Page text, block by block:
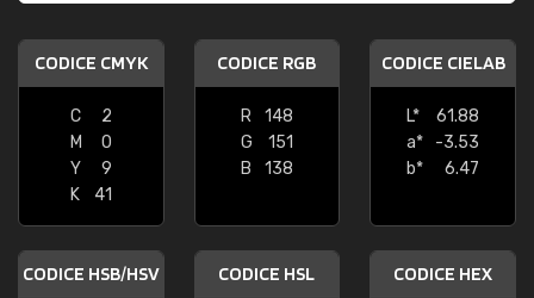
CODICE CMYK
C
2
M
0
Y
9
K
41
CODICE RGB
R
148
G
151
B
138
CODICE CIELAB
L*
61.88
a*
-3.53
b*
6.47
CODICE HSB/HSV CODICE HSL CODICE HEX